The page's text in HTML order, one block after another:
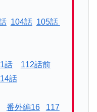
104話 105話
話
112話前
話
番外編16
117